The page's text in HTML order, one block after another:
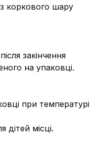
коркового шару
закінчення
на упаковці.
при температурі
дітей місці.